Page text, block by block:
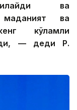
ва
маданият ва
кўламли
— деди Р.